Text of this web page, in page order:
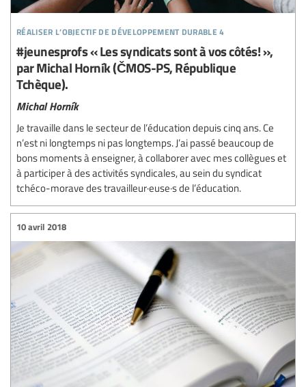
réaliser l’objectif de développement durable 4
#jeunesprofs « Les syndicats sont à vos côtés! »,
par Michal Horník (ČMOS-PS, République
Tchèque).
Michal Horník
Je travaille dans le secteur de l’éducation depuis cinq ans. Ce
n’est ni longtemps ni pas longtemps. J’ai passé beaucoup de
bons moments à enseigner, à collaborer avec mes collègues et
à participer à des activités syndicales, au sein du syndicat
tchéco-morave des travailleur·euse·s de l’éducation.
10 avril 2018